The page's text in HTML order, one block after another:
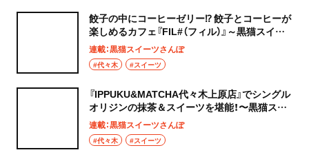
餃子の中にコーヒーゼリー⁉ 餃子とコーヒーが
楽しめるカフェ『FIL#（フィル）』～黒猫スイー
ツ散歩 代々木上原編②～
連載：黒猫スイーツさんぽ
#代々木 #スイーツ
『IPPUKU&MATCHA代々木上原店』でシングル
オリジンの抹茶＆スイーツを堪能！〜黒猫スイ
ーツ散歩 代々木上原編①〜
連載：黒猫スイーツさんぽ
#代々木 #スイーツ